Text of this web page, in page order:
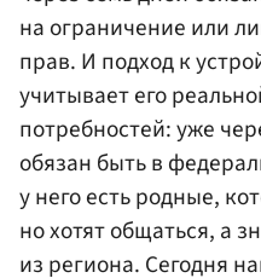
на ограничение или
прав. И подход к
учитывает его
потребностей: уже
обязан быть в
у него есть родные,
но хотят общаться, а
из региона. Сегодня